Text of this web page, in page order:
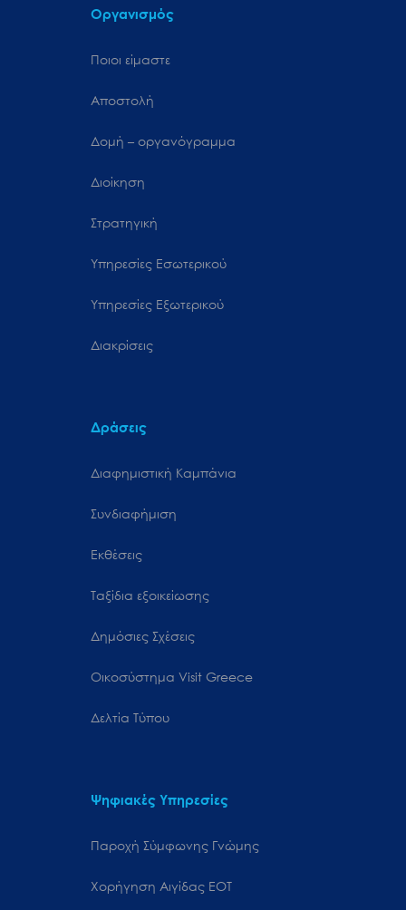
Οργανισμός
Ποιοι είμαστε
Αποστολή
Δομή – οργανόγραμμα
Διοίκηση
Στρατηγική
Υπηρεσίες Εσωτερικού
Υπηρεσίες Εξωτερικού
Διακρίσεις
Δράσεις
Διαφημιστική Καμπάνια
Συνδιαφήμιση
Εκθέσεις
Ταξίδια εξοικείωσης
Δημόσιες Σχέσεις
Oικοσύστημα Visit Greece
Δελτία Τύπου
Ψηφιακές Υπηρεσίες
Παροχή Σύμφωνης Γνώμης
Χορήγηση Αιγίδας ΕΟΤ